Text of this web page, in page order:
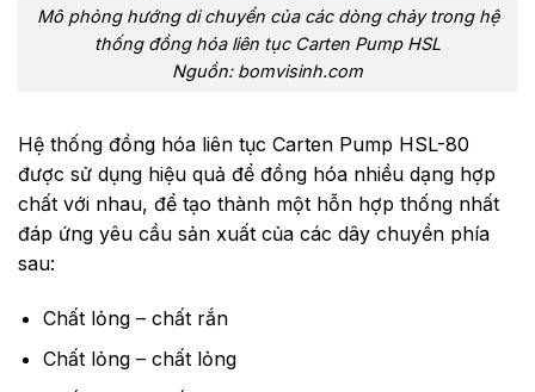
Mô phỏng hướng di chuyển của các dòng chảy trong hệ
thống đồng hóa liên tục Carten Pump HSL
Nguồn: bomvisinh.com
Hệ thống đồng hóa liên tục Carten Pump HSL-80
được sử dụng hiệu quả để đồng hóa nhiều dạng hợp
chất với nhau, để tạo thành một hỗn hợp thống nhất
đáp ứng yêu cầu sản xuất của các dây chuyền phía
sau:
Chất lỏng – chất rắn
Chất lỏng – chất lỏng